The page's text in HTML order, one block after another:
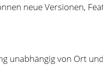
neue Versionen,
unabhängig von Ort